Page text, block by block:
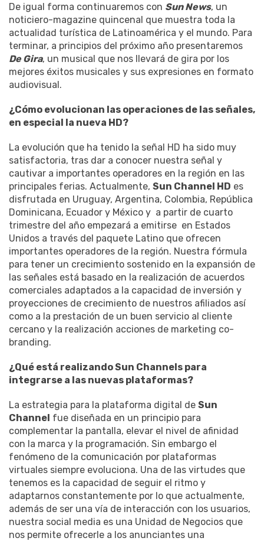
De igual forma continuaremos con Sun News, un
noticiero-magazine quincenal que muestra toda la
actualidad turística de Latinoamérica y el mundo. Para
terminar, a principios del próximo año presentaremos
De Gira, un musical que nos llevará de gira por los
mejores éxitos musicales y sus expresiones en formato
audiovisual.
¿Cómo evolucionan las operaciones de las señales,
en especial la nueva HD?
La evolución que ha tenido la señal HD ha sido muy
satisfactoria, tras dar a conocer nuestra señal y
cautivar a importantes operadores en la región en las
principales ferias. Actualmente, Sun Channel HD es
disfrutada en Uruguay, Argentina, Colombia, República
Dominicana, Ecuador y México y a partir de cuarto
trimestre del año empezará a emitirse en Estados
Unidos a través del paquete Latino que ofrecen
importantes operadores de la región. Nuestra fórmula
para tener un crecimiento sostenido en la expansión de
las señales está basado en la realización de acuerdos
comerciales adaptados a la capacidad de inversión y
proyecciones de crecimiento de nuestros afiliados así
como a la prestación de un buen servicio al cliente
cercano y la realización acciones de marketing co-
branding.
¿Qué está realizando Sun Channels para
integrarse a las nuevas plataformas?
La estrategia para la plataforma digital de Sun
Channel fue diseñada en un principio para
complementar la pantalla, elevar el nivel de afinidad
con la marca y la programación. Sin embargo el
fenómeno de la comunicación por plataformas
virtuales siempre evoluciona. Una de las virtudes que
tenemos es la capacidad de seguir el ritmo y
adaptarnos constantemente por lo que actualmente,
además de ser una vía de interacción con los usuarios,
nuestra social media es una Unidad de Negocios que
nos permite ofrecerle a los anunciantes una